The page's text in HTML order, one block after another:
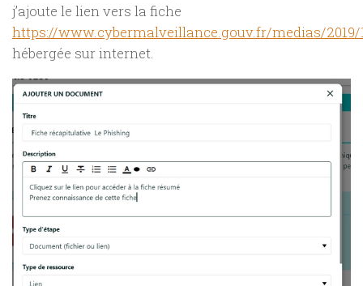
j’ajoute le lien vers la fiche
https://www.cybermalveillance.gouv.fr/medias/2019/
hébergée sur internet.